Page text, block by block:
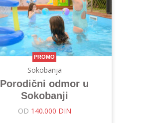
PROMO
Sokobanja
Porodični odmor u
Sokobanji
OD 140.000 DIN